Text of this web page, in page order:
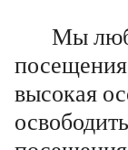
Мы
высокая